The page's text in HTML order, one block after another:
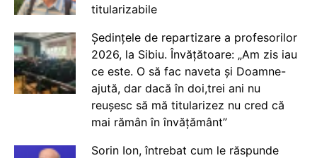
titularizabile
Ședințele de repartizare a profesorilor
2026, la Sibiu. Învățătoare: „Am zis iau
ce este. O să fac naveta și Doamne-
ajută, dar dacă în doi,trei ani nu
reușesc să mă titularizez nu cred că
mai rămân în învățământ”
Sorin Ion, întrebat cum le răspunde